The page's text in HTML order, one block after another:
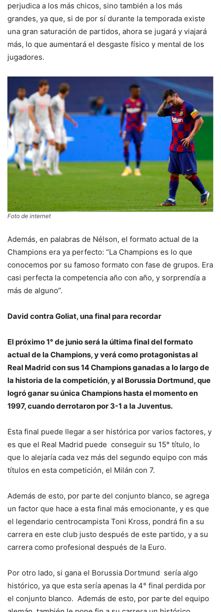
perjudica a los más chicos, sino también a los más
grandes, ya que, si de por sí durante la temporada existe
una gran saturación de partidos, ahora se jugará y viajará
más, lo que aumentará el desgaste físico y mental de los
jugadores.
Foto de internet
Además, en palabras de Nélson, el formato actual de la
Champions era ya perfecto: “La Champions es lo que
conocemos por su famoso formato con fase de grupos. Era
casi perfecta la competencia año con año, y sorprendía a
más de alguno”.
David contra Goliat, una final para recordar
El próximo 1° de junio será la última final del formato
actual de la Champions, y verá como protagonistas al
Real Madrid con sus 14 Champions ganadas a lo largo de
la historia de la competición, y al Borussia Dortmund, que
logró ganar su única Champions hasta el momento en
1997, cuando derrotaron por 3-1 a la Juventus.
Esta final puede llegar a ser histórica por varios factores, y
es que el Real Madrid puede conseguir su 15° título, lo
que lo alejaría cada vez más del segundo equipo con más
títulos en esta competición, el Milán con 7.
Además de esto, por parte del conjunto blanco, se agrega
un factor que hace a esta final más emocionante, y es que
el legendario centrocampista Toni Kross, pondrá fin a su
carrera en este club justo después de este partido, y a su
carrera como profesional después de la Euro.
Por otro lado, si gana el Borussia Dortmund sería algo
histórico, ya que esta sería apenas la 4° final perdida por
el conjunto blanco. Además de esto, por parte del equipo